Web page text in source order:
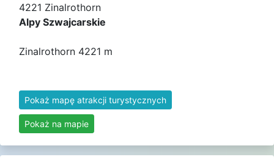
4221 Zinalrothorn
Alpy Szwajcarskie
Zinalrothorn 4221 m
Pokaż mapę atrakcji turystycznych
Pokaż na mapie